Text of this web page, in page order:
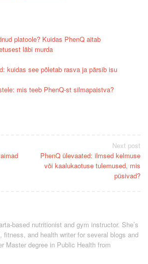
platoole? Kuidas PhenQ aitab
läbi murda
kuidas see põletab rasva ja pärsib isu
mis teeb PhenQ-st silmapaistva?
Next post
PhenQ ülevaated: ilmsed kelmuse
või kaalukaotuse tulemused, mis
püsivad?
based nutritionist and gym instructor. She’s
fitness, and health writer for several blogs and
Master degree in Public Health from